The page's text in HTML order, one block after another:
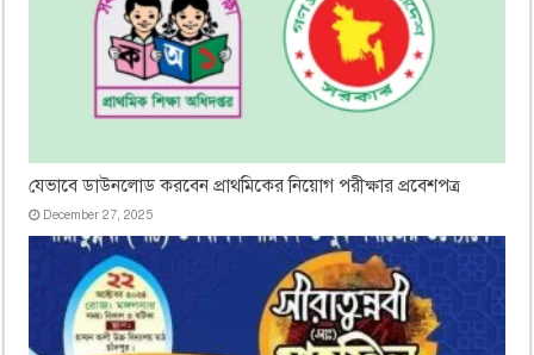
যেভাবে ডাউনলোড করবেন প্রাথমিকের নিয়োগ পরীক্ষার প্রবেশপত্র
December 27, 2025